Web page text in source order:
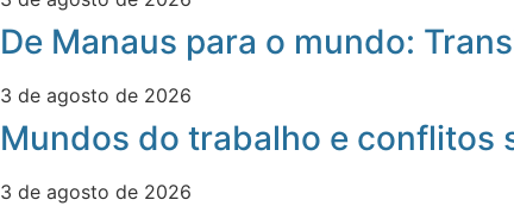
De Manaus para o mundo:
3 de agosto de 2026
Mundos do trabalho e conflitos
3 de agosto de 2026